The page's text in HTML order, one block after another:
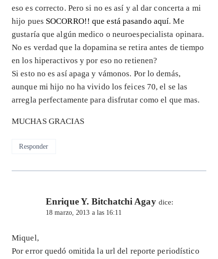
eso es correcto. Pero si no es así y al dar concerta a mi
hijo pues SOCORRO!! que está pasando aquí. Me
gustaría que algún medico o neuroespecialista opinara.
No es verdad que la dopamina se retira antes de tiempo
en los hiperactivos y por eso no retienen?
Si esto no es así apaga y vámonos. Por lo demás,
aunque mi hijo no ha vivido los feices 70, el se las
arregla perfectamente para disfrutar como el que mas.
MUCHAS GRACIAS
Responder
Enrique Y. Bitchatchi Agay dice:
18 marzo, 2013 a las 16:11
Miquel,
Por error quedó omitida la url del reporte periodístico